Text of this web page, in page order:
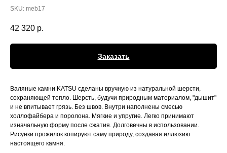
SKU: meb17
42 320 р.
Заказать
Валяные камни KATSU сделаны вручную из натуральной шерсти,
сохраняющей тепло. Шерсть, будучи природным материалом, "дышит"
и не впитывает грязь. Без швов. Внутри наполнены смесью
холлофайбера и поролона. Мягкие и упругие. Легко принимают
изначальную форму после сжатия. Долговечны в использовании.
Рисунки прожилок копируют саму природу, создавая иллюзию
настоящего камня.